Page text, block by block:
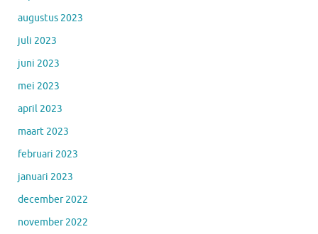
augustus 2023
juli 2023
juni 2023
mei 2023
april 2023
maart 2023
februari 2023
januari 2023
december 2022
november 2022